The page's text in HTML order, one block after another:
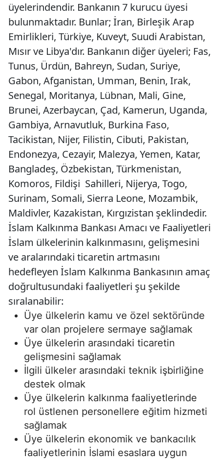
üyelerindendir. Bankanın 7 kurucu üyesi
bulunmaktadır. Bunlar; İran, Birleşik Arap
Emirlikleri, Türkiye, Kuveyt, Suudi Arabistan,
Mısır ve Libya'dır. Bankanın diğer üyeleri; Fas,
Tunus, Ürdün, Bahreyn, Sudan, Suriye,
Gabon, Afganistan, Umman, Benin, Irak,
Senegal, Moritanya, Lübnan, Mali, Gine,
Brunei, Azerbaycan, Çad, Kamerun, Uganda,
Gambiya, Arnavutluk, Burkina Faso,
Tacikistan, Nijer, Filistin, Cibuti, Pakistan,
Endonezya, Cezayir, Malezya, Yemen, Katar,
Bangladeş, Özbekistan, Türkmenistan,
Komoros, Fildişi Sahilleri, Nijerya, Togo,
Surinam, Somali, Sierra Leone, Mozambik,
Maldivler, Kazakistan, Kırgızistan şeklindedir.
İslam Kalkınma Bankası Amacı ve Faaliyetleri
İslam ülkelerinin kalkınmasını, gelişmesini
ve aralarındaki ticaretin artmasını
hedefleyen İslam Kalkınma Bankasının amaç
doğrultusundaki faaliyetleri şu şekilde
sıralanabilir:
Üye ülkelerin kamu ve özel sektöründe
var olan projelere sermaye sağlamak
Üye ülkelerin arasındaki ticaretin
gelişmesini sağlamak
İlgili ülkeler arasındaki teknik işbirliğine
destek olmak
Üye ülkelerin kalkınma faaliyetlerinde
rol üstlenen personellere eğitim hizmeti
sağlamak
Üye ülkelerin ekonomik ve bankacılık
faaliyetlerinin İslami esaslara uygun